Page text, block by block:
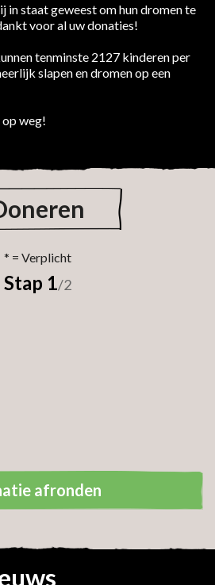
in staat geweest om hun dromen te
voor al uw donaties!
tenminste 2127 kinderen per
slapen en dromen op een
weg!
Stap 1/2
afronden